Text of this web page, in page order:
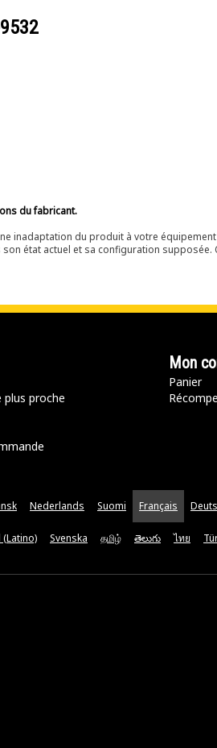
du fabricant.
inadaptation du produit à votre
état actuel et sa configuration
plus proche
Mon
Panier
Nederlands Suomi Français
(Latino) Svenska தமிழ் తెలుగు ไทย